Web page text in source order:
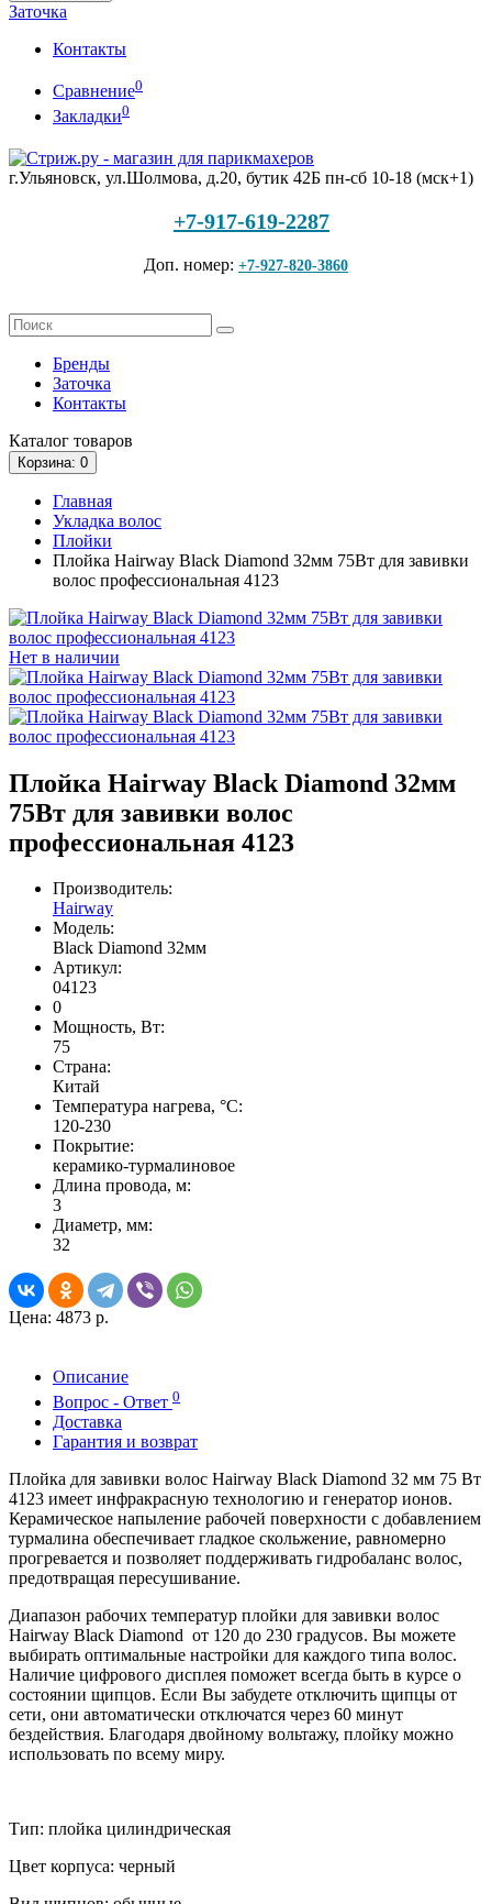
Заточка
Контакты
Сравнение0
Закладки0
г.Ульяновск, ул.Шолмова, д.20, бутик 42Б пн-сб 10-18 (мск+1)
+7-917-619-2287
Доп. номер: +7-927-820-3860
Бренды
Заточка
Контакты
Каталог товаров
Корзина: 0
Главная
Укладка волос
Плойки
Плойка Hairway Black Diamond 32мм 75Вт для завивки
волос профессиональная 4123
Нет в наличии
Плойка Hairway Black Diamond 32мм
75Вт для завивки волос
профессиональная 4123
Производитель:
Hairway
Модель:
Black Diamond 32мм
Артикул:
04123
0
Мощность, Вт:
75
Страна:
Китай
Температура нагрева, °С:
120-230
Покрытие:
керамико-турмалиновое
Длина провода, м:
3
Диаметр, мм:
32
Цена: 4873 р.
Описание
Вопрос - Ответ 0
Доставка
Гарантия и возврат
Плойка для завивки волос Hairway Black Diamond 32 мм 75 Вт
4123 имеет инфракрасную технологию и генератор ионов.
Керамическое напыление рабочей поверхности с добавлением
турмалина обеспечивает гладкое скольжение, равномерно
прогревается и позволяет поддерживать гидробаланс волос,
предотвращая пересушивание.
Диапазон рабочих температур плойки для завивки волос
Hairway Black Diamond от 120 до 230 градусов. Вы можете
выбирать оптимальные настройки для каждого типа волос.
Наличие цифрового дисплея поможет всегда быть в курсе о
состоянии щипцов. Если Вы забудете отключить щипцы от
сети, они автоматически отключатся через 60 минут
бездействия. Благодаря двойному вольтажу, плойку можно
использовать по всему миру.
Тип: плойка цилиндрическая
Цвет корпуса: черный